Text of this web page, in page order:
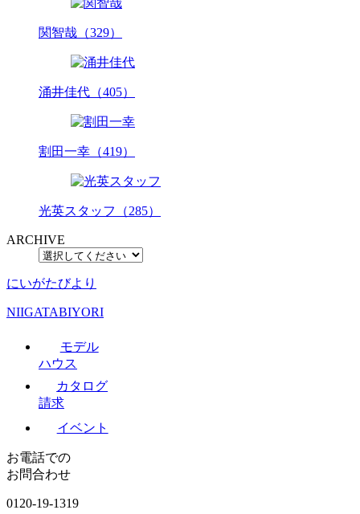
関智哉（329）
涌井佳代（405）
割田一幸（419）
光英スタッフ（285）
ARCHIVE
にいがたびより
NIIGATABIYORI
モデル
ハウス
カタログ
請求
イベント
お電話での
お問合わせ
0120-19-1319